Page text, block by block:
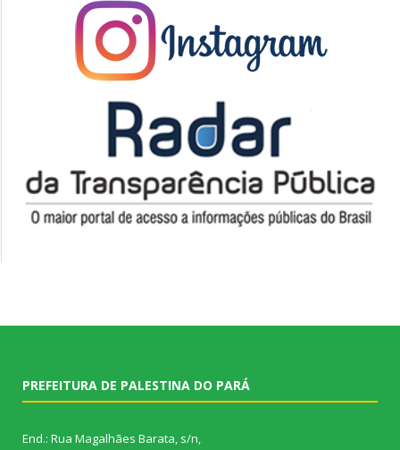
PREFEITURA DE PALESTINA DO PARÁ
End.: Rua Magalhães Barata, s/n,